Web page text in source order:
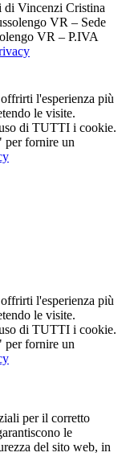
Vincenzi Cristina
VR – Sede
VR – P.IVA
l'esperienza più
le visite.
di TUTTI i cookie.
per fornire un
l'esperienza più
le visite.
di TUTTI i cookie.
per fornire un
per il corretto
le
del sito web, in